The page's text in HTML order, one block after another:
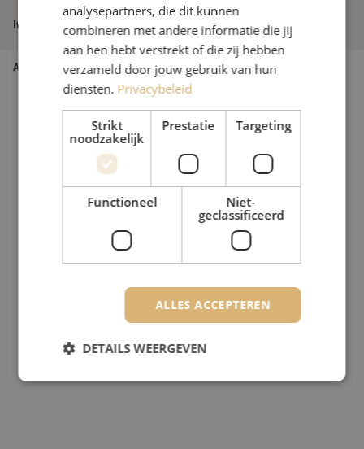
Itemnaam
Patchkabel simplex SM, LC/PC-LC/PC,
1.8mm, 3m
Artikelnummer M20000424
analysepartners, die dit kunnen
combineren met andere informatie die jij
aan hen hebt verstrekt of die zij hebben
verzameld door jouw gebruik van hun
diensten. Privacybeleid
Strikt
noodzakelijk
Prestatie Targeting
Functioneel
Niet-
geclassificeerd
ALLES ACCEPTEREN
DETAILS WEERGEVEN